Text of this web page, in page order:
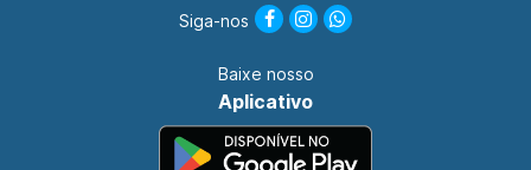
Siga-nos
Baixe nosso
Aplicativo